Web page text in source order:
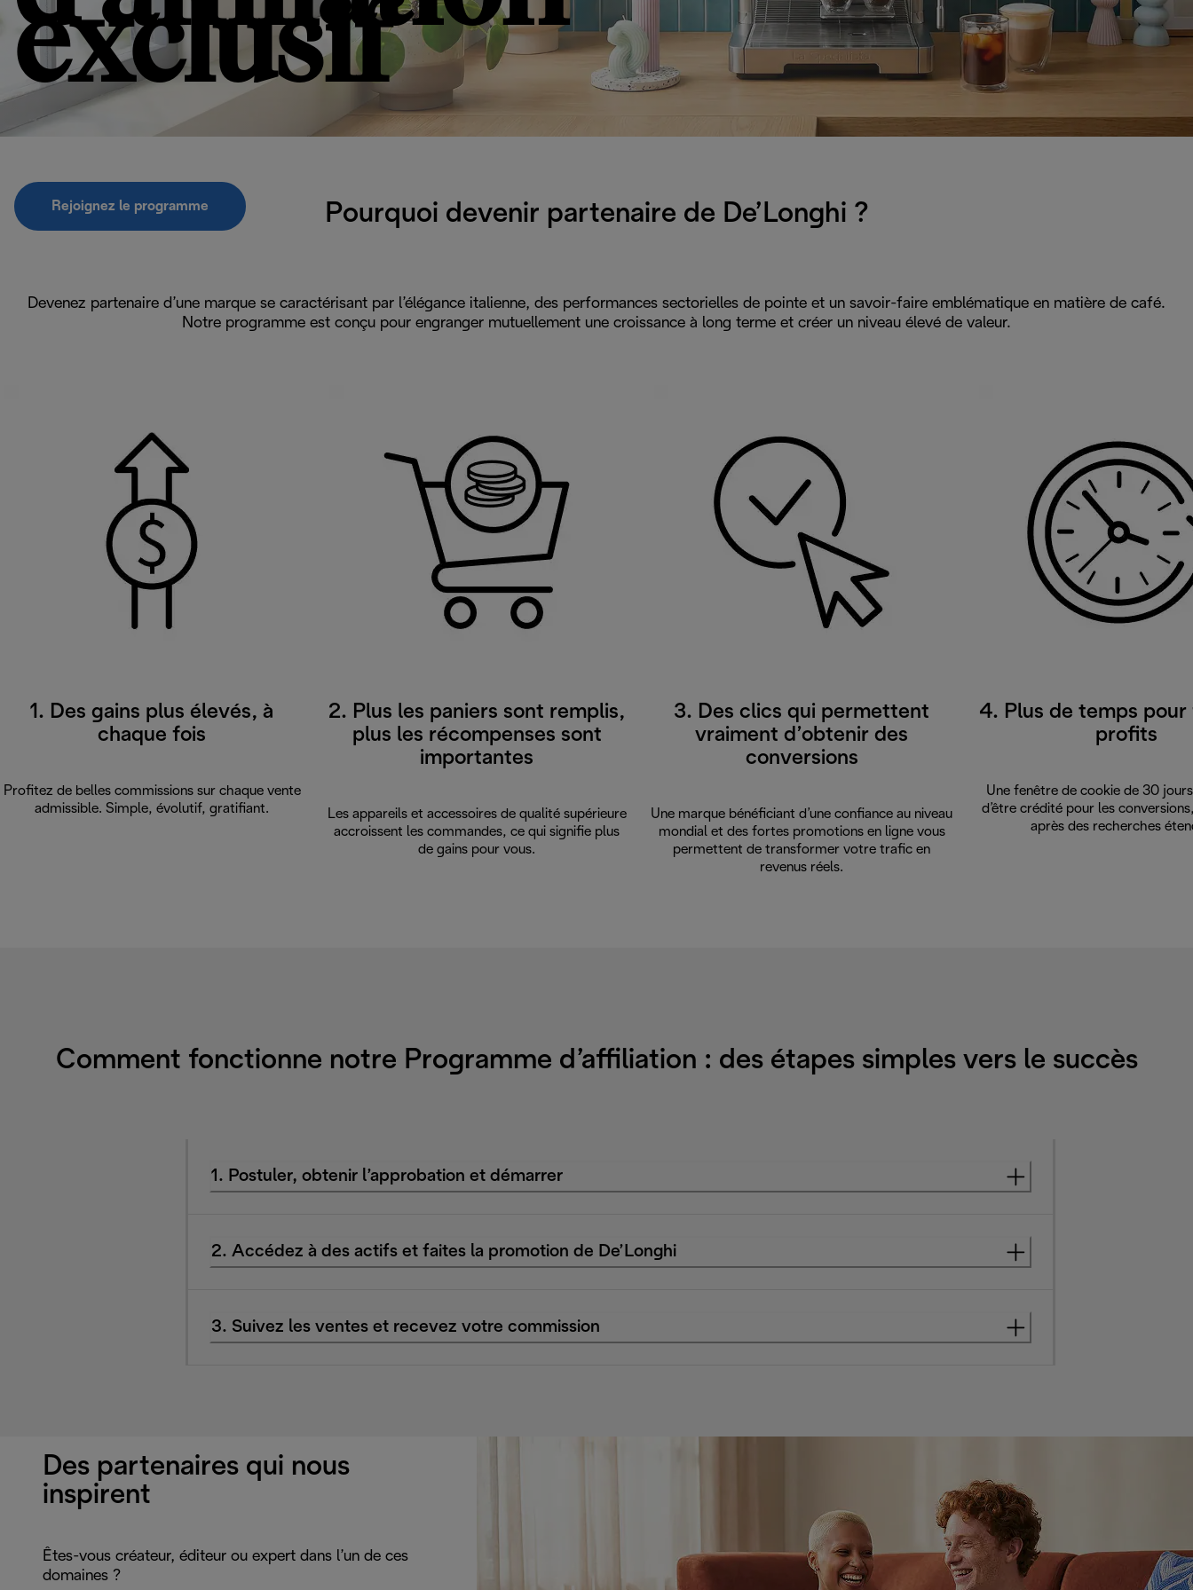
exclusif
Rejoignez le programme Pourquoi devenir partenaire de De’Longhi ?
Devenez partenaire d’une marque se caractérisant par l’élégance italienne, des performances sectorielles de pointe et un savoir-faire emblématique en matière de café.
Notre programme est conçu pour engranger mutuellement une croissance à long terme et créer un niveau élevé de valeur.
1. Des gains plus élevés, à
chaque fois
Profitez de belles commissions sur chaque vente
admissible. Simple, évolutif, gratifiant.
2. Plus les paniers sont remplis,
plus les récompenses sont
importantes
Les appareils et accessoires de qualité supérieure
accroissent les commandes, ce qui signifie plus
de gains pour vous.
3. Des clics qui permettent
vraiment d’obtenir des
conversions
Une marque bénéficiant d’une confiance au niveau
mondial et des fortes promotions en ligne vous
permettent de transformer votre trafic en
revenus réels.
4. Plus de temps pour
profits
Une fenêtre de cookie de 30
d’être crédité pour les
après des recherches
Comment fonctionne notre Programme d’affiliation : des étapes simples vers le succès
1. Postuler, obtenir l’approbation et démarrer
2. Accédez à des actifs et faites la promotion de De’Longhi
3. Suivez les ventes et recevez votre commission
Des partenaires qui nous
inspirent
Êtes-vous créateur, éditeur ou expert dans l’un de ces
domaines ?